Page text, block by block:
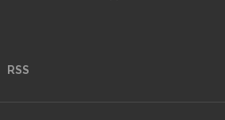
RSS